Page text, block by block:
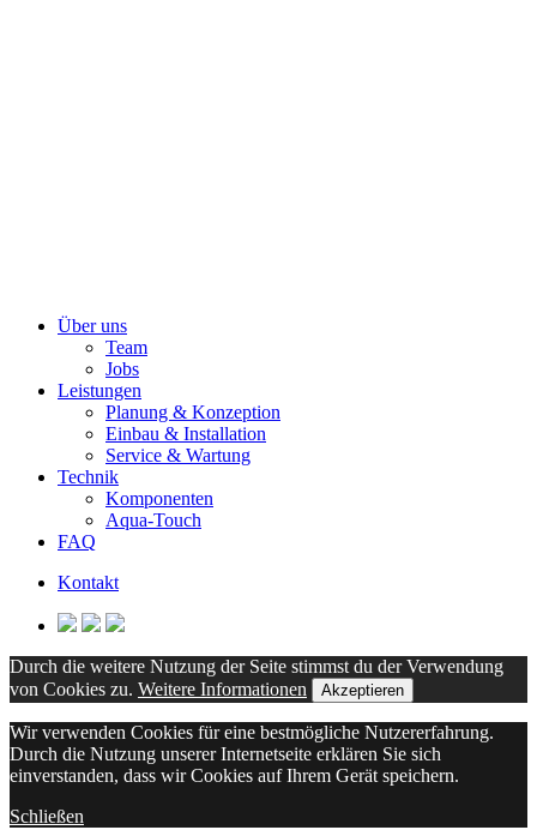
Über uns
Team
Jobs
Leistungen
Planung & Konzeption
Einbau & Installation
Service & Wartung
Technik
Komponenten
Aqua-Touch
FAQ
Kontakt
Durch die weitere Nutzung der Seite stimmst du der Verwendung
von Cookies zu. Weitere Informationen Akzeptieren
Wir verwenden Cookies für eine bestmögliche Nutzererfahrung.
Durch die Nutzung unserer Internetseite erklären Sie sich
einverstanden, dass wir Cookies auf Ihrem Gerät speichern.
Schließen